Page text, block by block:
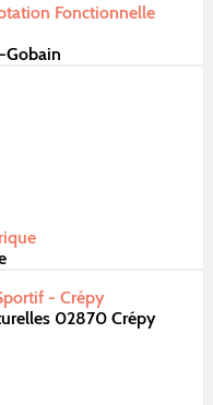
Fonctionnelle
Gobain
- Crépy
02870 Crépy